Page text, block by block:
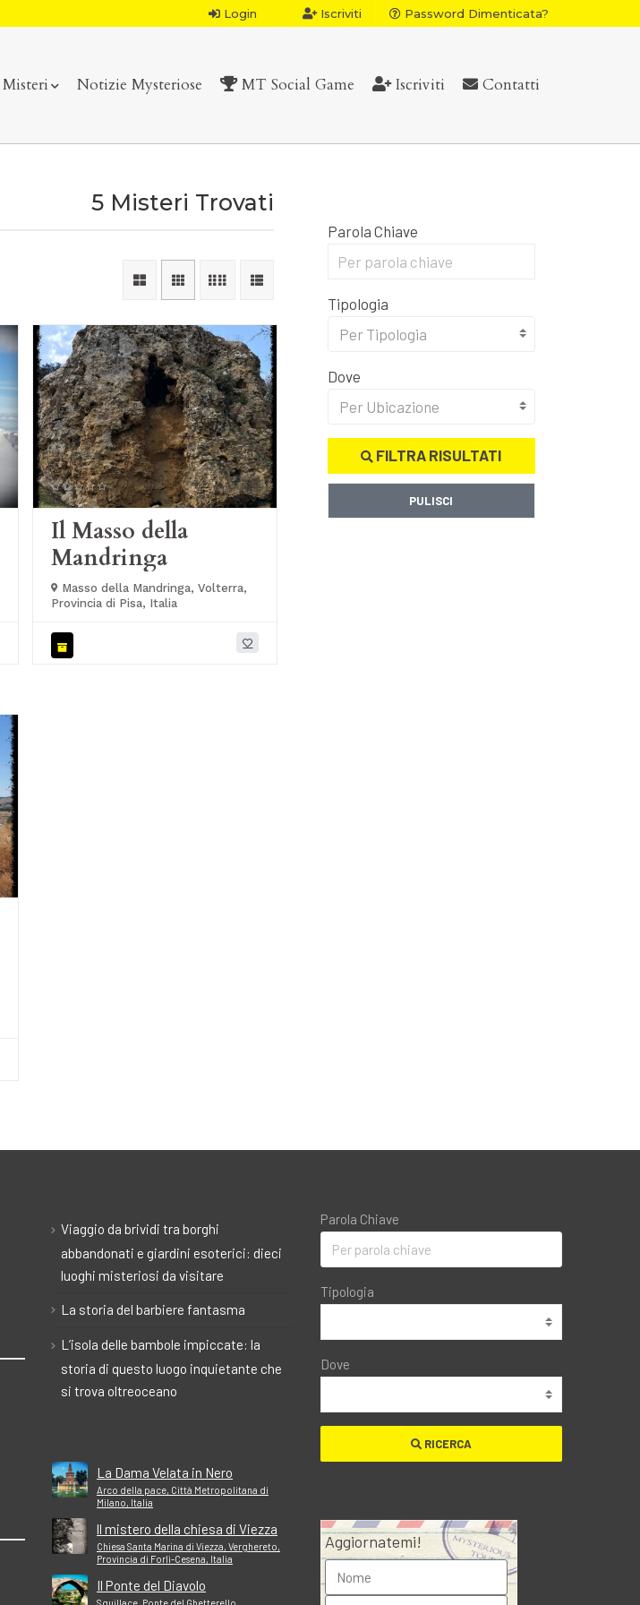
Login Iscriviti Password Dimenticata?
Misteri Notizie Mysteriose MT Social Game Iscriviti Contatti
5 Misteri Trovati
Il Masso della
Mandringa
Masso della Mandringa, Volterra,
Provincia di Pisa, Italia
Parola Chiave
Tipologia
Per Tipologia
Dove
Per Ubicazione
FILTRA RISULTATI
PULISCI
Viaggio da brividi tra borghi
abbandonati e giardini esoterici: dieci
luoghi misteriosi da visitare
La storia del barbiere fantasma
L’isola delle bambole impiccate: la
storia di questo luogo inquietante che
si trova oltreoceano
La Dama Velata in Nero
Arco della pace, Città Metropolitana di
Milano, Italia
ll mistero della chiesa di Viezza
Chiesa Santa Marina di Viezza, Verghereto,
Provincia di Forlì-Cesena, Italia
Il Ponte del Diavolo
Parola Chiave
Tipologia
Dove
RICERCA
Aggiornatemi!